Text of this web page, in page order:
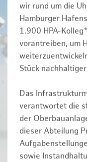
wir rund um die
Hamburger
1.900 HPA-
vorantreiben, um
Stück
Das
verantwortet die
der
dieser Abteilung
sowie